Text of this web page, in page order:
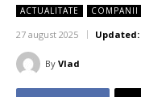
ACTUALITATE COMPANII
27 august 2025 Updated:
By Vlad